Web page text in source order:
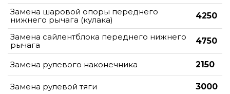
Замена шаровой опоры переднего
нижнего рычага (кулака)
4250
Замена сайлентблока переднего нижнего
рычага
4750
Замена рулевого наконечника 2150
Замена рулевой тяги 3000